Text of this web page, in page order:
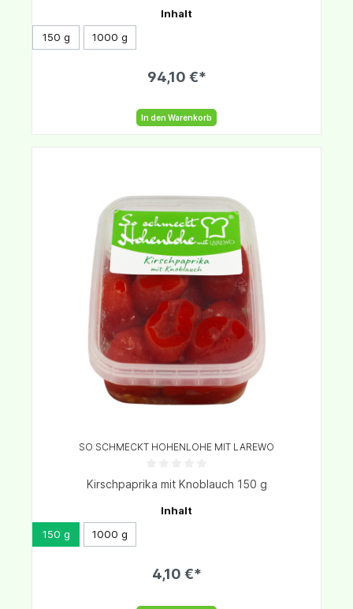
Inhalt
150 g
1000 g
94,10 €*
In den Warenkorb
SO SCHMECKT HOHENLOHE MIT LAREWO
Kirschpaprika mit Knoblauch 150 g
Inhalt
150 g
1000 g
4,10 €*